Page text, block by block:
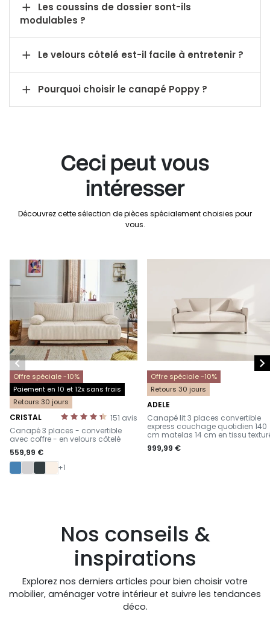

Les coussins de dossier sont-ils
modulables ?
 Le velours côtelé est-il facile à entretenir ?
 Pourquoi choisir le canapé Poppy ?
Ceci peut vous
intéresser
Découvrez cette sélection de pièces spécialement choisies pour
vous.
Offre spéciale -10%
Paiement en 10 et 12x sans frais
Retours 30 jours
151 avis
CRISTAL
-
Canapé 3 places - convertible
avec coffre - en velours côtelé
559,99 €
+1
Offre spéciale -10%
Retours 30 jours
ADELE
-
Canapé lit 3 places convertible
express couchage quotidien 140
cm matelas 14 cm en tissu
999,99 €
 
Nos conseils &
inspirations
Explorez nos derniers articles pour bien choisir votre
mobilier, aménager votre intérieur et suivre les tendances
déco.